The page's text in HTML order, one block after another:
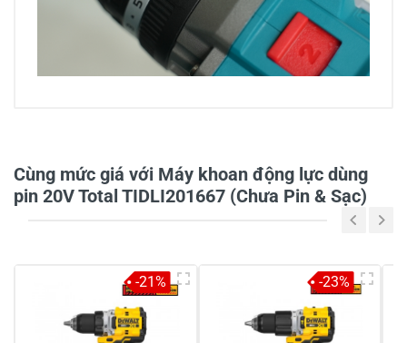
2
-
1
-
Cùng mức giá với Máy khoan động lực dùng
pin 20V Total TIDLI201667 (Chưa Pin & Sạc)
-21% -23%